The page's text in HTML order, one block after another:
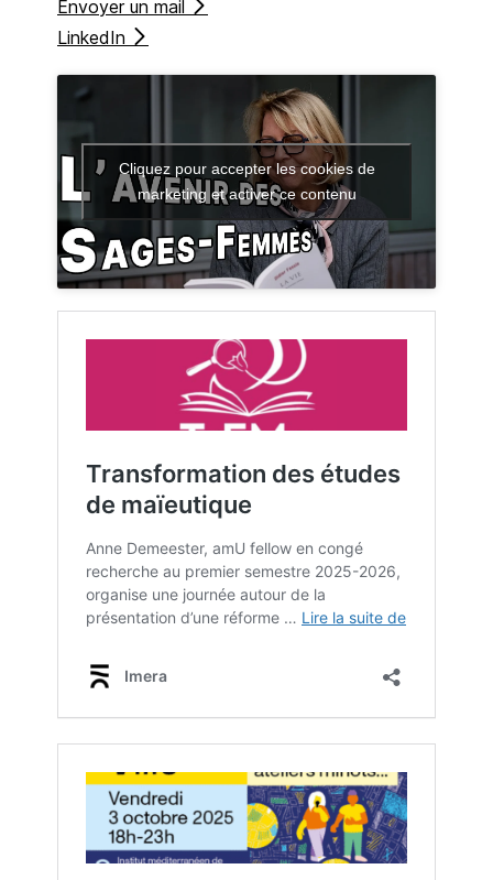
Envoyer un mail
LinkedIn
Cliquez pour accepter les cookies de
marketing et activer ce contenu